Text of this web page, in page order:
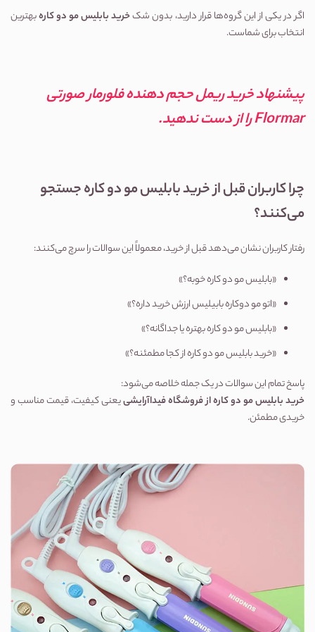
اگر در یکی از این گروه‌ها قرار دارید، بدون شک
خرید بابلیس مو دو کاره
انتخاب برای شماست.
پیشنهاد
Flormar را از دست ندهید.
می‌کنند؟
رفتار کاربران نشان می‌دهد قبل از خرید، معمولاً این سوالات را سرچ می‌کنند:
«بابلیس مو دو کاره خوبه؟»
«اتو مو دوکاره بابیلیس ارزش خرید داره؟»
«بابلیس مو دو کاره بهتره یا جداگانه؟»
«خرید بابلیس مو دو کاره از کجا مطمئنه؟»
پاسخ تمام این سوالات در یک جمله خلاصه می‌شود:
خرید بابلیس مو دو کاره از فروشگاه فیداآرایشی
خریدی مطمئن.